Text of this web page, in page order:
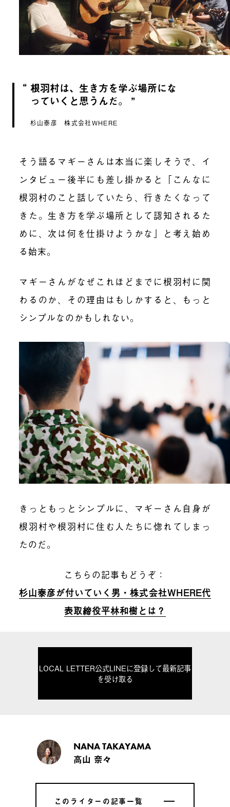
根羽村は、生き方を学ぶ場所にな
っていくと思うんだ。
杉山泰彦 株式会社WHERE
そう語るマギーさんは本当に楽しそうで、イ
ンタビュー後半にも差し掛かると「こんなに
根羽村のこと話していたら、行きたくなって
きた。生き方を学ぶ場所として認知されるた
めに、次は何を仕掛けようかな」と考え始め
る始末。
マギーさんがなぜこれほどまでに根羽村に関
わるのか、その理由はもしかすると、もっと
シンプルなのかもしれない。
きっともっとシンプルに、マギーさん自身が
根羽村や根羽村に住む人たちに惚れてしまっ
たのだ。
こちらの記事もどうぞ：
杉山泰彦が付いていく男・株式会社WHERE代
表取締役平林和樹とは？
LOCAL LETTER公式LINEに登録して最新記事
を受け取る
NANA TAKAYAMA
高山 奈々
このライターの記事一覧
このライターの記事一覧